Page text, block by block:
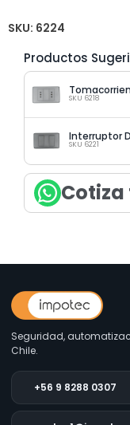
SKU: 6224
Productos
SKU 6218
SKU 6221
Cotiza
Seguridad,
Chile.
+56 9 8288 0307